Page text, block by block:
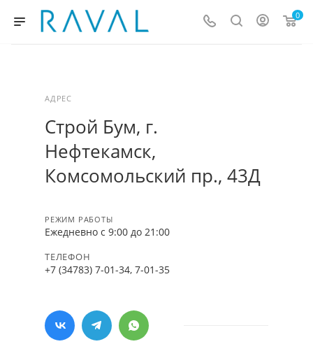
0
АДРЕС
Строй Бум, г.
Нефтекамск,
Комсомольский пр., 43Д
РЕЖИМ РАБОТЫ
Ежедневно c 9:00 до 21:00
ТЕЛЕФОН
+7 (34783) 7-01-34, 7-01-35